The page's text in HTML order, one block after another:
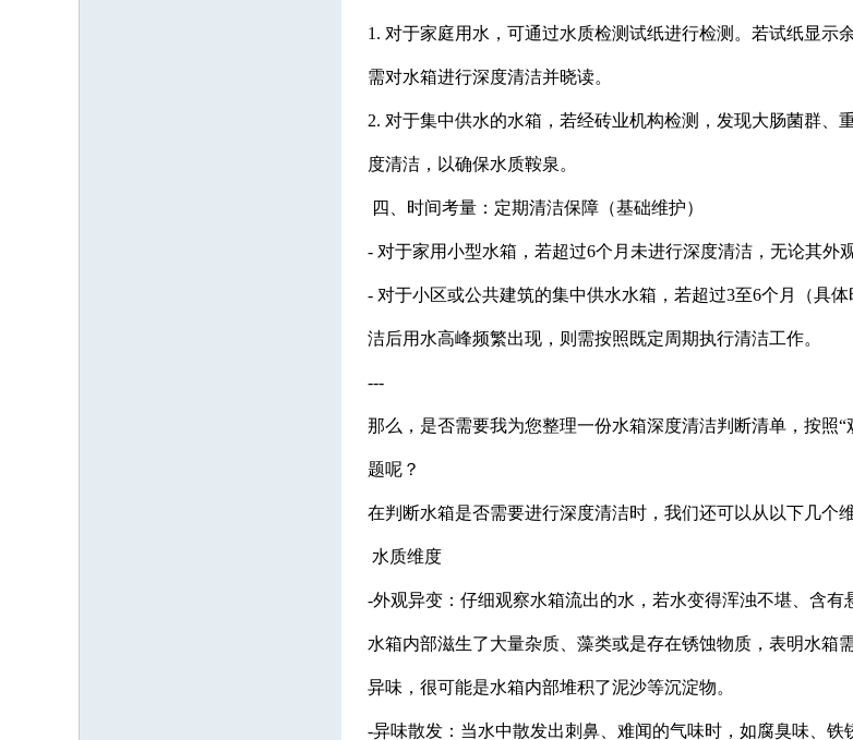
1. 对于家庭用水，可通过水质检测试纸进行检测。若试纸显示
需对水箱进行深度清洁并晓读。
2. 对于集中供水的水箱，若经砖业机构检测，发现大肠菌群
度清洁，以确保水质鞍泉。
四、时间考量：定期清洁保障（基础维护）
- 对于家用小型水箱，若超过6个月未进行深度清洁，无论其外
- 对于小区或公共建筑的集中供水水箱，若超过3至6个月（具
洁后用水高峰频繁出现，则需按照既定周期执行清洁工作。
---
那么，是否需要我为您整理一份水箱深度清洁判断清单，按照
题呢？
在判断水箱是否需要进行深度清洁时，我们还可以从以下几个
水质维度
-外观异变：仔细观察水箱流出的水，若水变得浑浊不堪、含
水箱内部滋生了大量杂质、藻类或是存在锈蚀物质，表明水
异味，很可能是水箱内部堆积了泥沙等沉淀物。
-异味散发：当水中散发出刺鼻、难闻的气味时，如腐臭味、